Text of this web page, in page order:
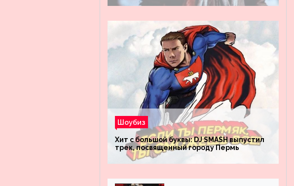
Шоубиз
Хит с большой буквы: DJ SMASH выпустил
трек, посвященный городу Пермь